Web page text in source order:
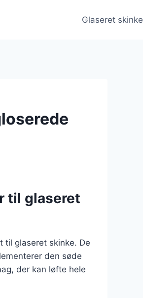
Glaseret skinke
til glaseret
til glaseret skinke. De
den søde
der kan løfte hele